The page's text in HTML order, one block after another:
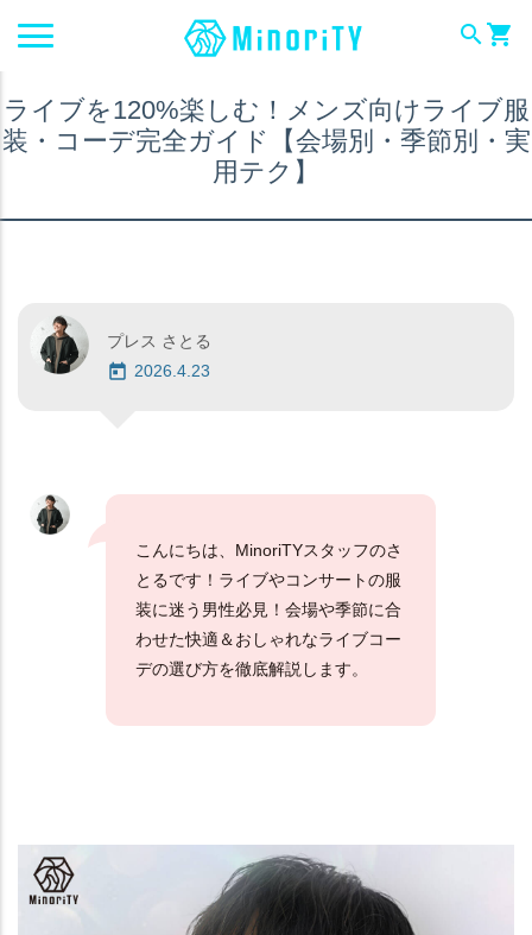
searchshopping_cart
ライブを120%楽しむ！メンズ向けライブ服
装・コーデ完全ガイド【会場別・季節別・実
用テク】
プレス さとる
2026.4.23
こんにちは、MinoriTYスタッフのさ
とるです！ライブやコンサートの服
装に迷う男性必見！会場や季節に合
わせた快適＆おしゃれなライブコー
デの選び方を徹底解説します。